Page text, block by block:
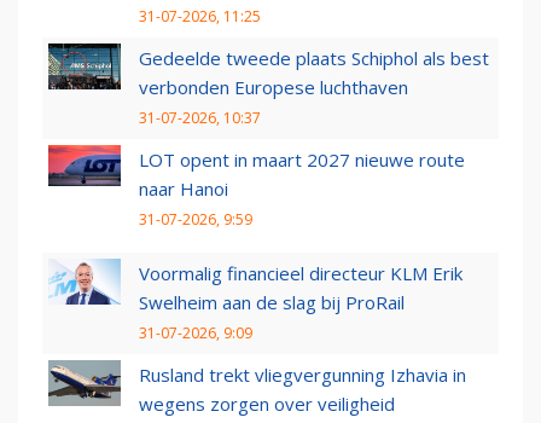
31-07-2026, 11:25
Gedeelde tweede plaats Schiphol als best
verbonden Europese luchthaven
31-07-2026, 10:37
LOT opent in maart 2027 nieuwe route
naar Hanoi
31-07-2026, 9:59
Voormalig financieel directeur KLM Erik
Swelheim aan de slag bij ProRail
31-07-2026, 9:09
Rusland trekt vliegvergunning Izhavia in
wegens zorgen over veiligheid